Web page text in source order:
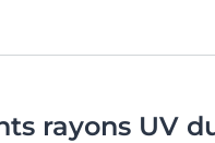
rayons UV